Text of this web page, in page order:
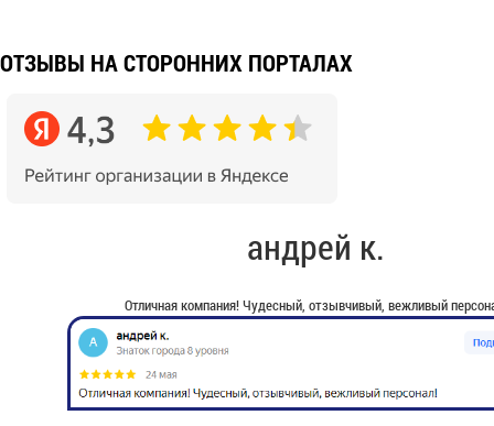
ОТЗЫВЫ НА СТОРОННИХ ПОРТАЛАХ
андрей к.
Отличная компания! Чудесный, отзывчивый, вежливый